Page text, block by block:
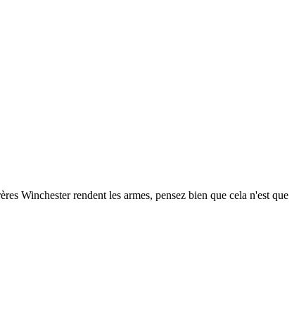
Winchester rendent les armes, pensez bien que cela n'est que